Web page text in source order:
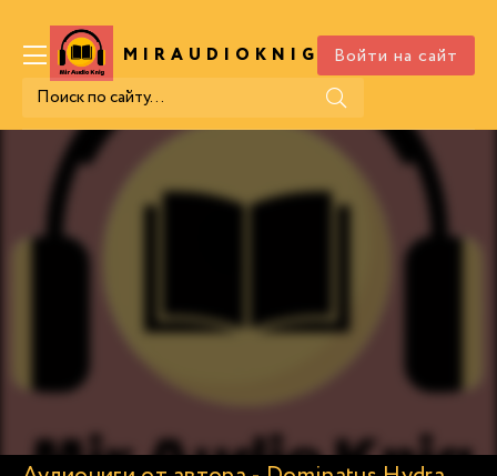
MIRAUDIOKNIG .COM
Войти на сайт